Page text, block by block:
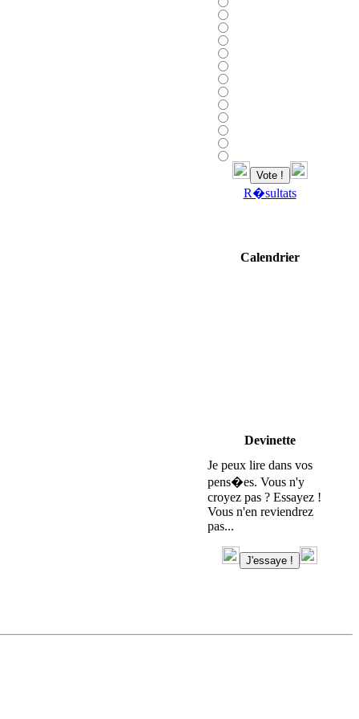
R�sultats
Calendrier
Devinette
Je peux lire dans vos
pens�es. Vous n'y
croyez pas ? Essayez !
Vous n'en reviendrez
pas...